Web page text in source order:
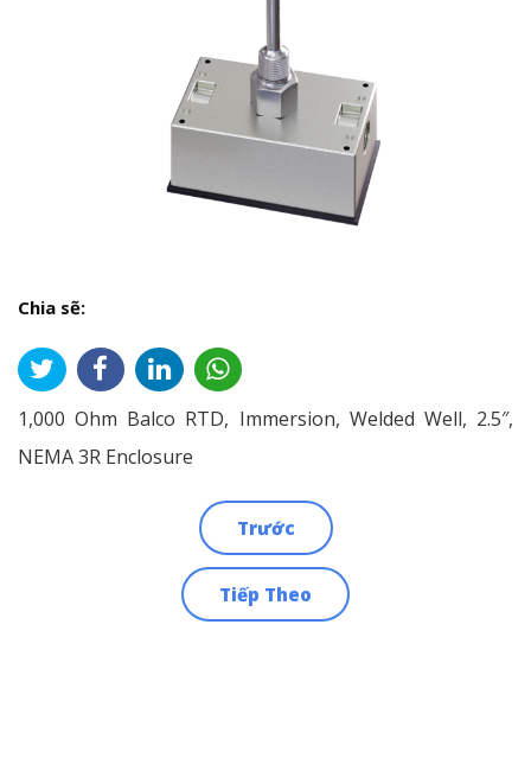
Chia sẽ:
1,000 Ohm Balco RTD, Immersion, Welded Well, 2.5″,
NEMA 3R Enclosure
Trước
Tiếp Theo